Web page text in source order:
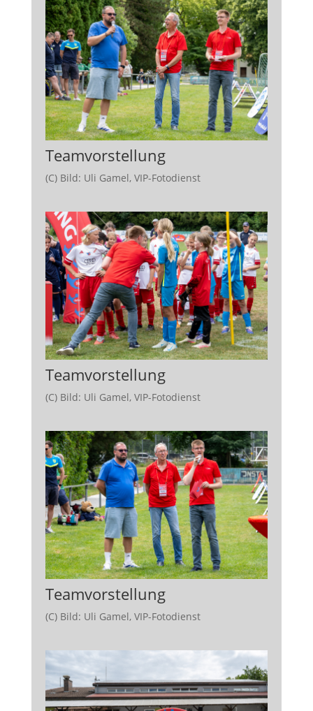
Teamvorstellung
(C) Bild: Uli Gamel, VIP-Fotodienst
Teamvorstellung
(C) Bild: Uli Gamel, VIP-Fotodienst
Teamvorstellung
(C) Bild: Uli Gamel, VIP-Fotodienst